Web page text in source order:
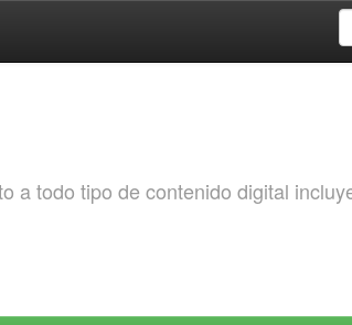
a todo tipo de contenido digital